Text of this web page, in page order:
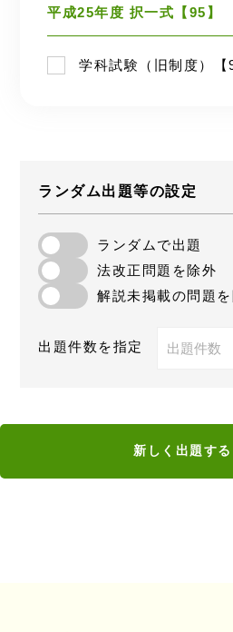
平成25年度 択一式【95】
学科試験（旧制度）【
ランダム出題等の設定
ランダムで出題
法改正問題を除外
解説未掲載の問題
出題件数を指定
新しく出題する